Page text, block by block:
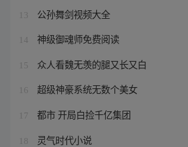
13 公孙舞剑视频大全
14 神级御魂师免费阅读
15 众人看魏无羡的腿又长又白
16 超级神豪系统无数个美女
17 都市 开局白捡千亿集团
18 灵气时代小说